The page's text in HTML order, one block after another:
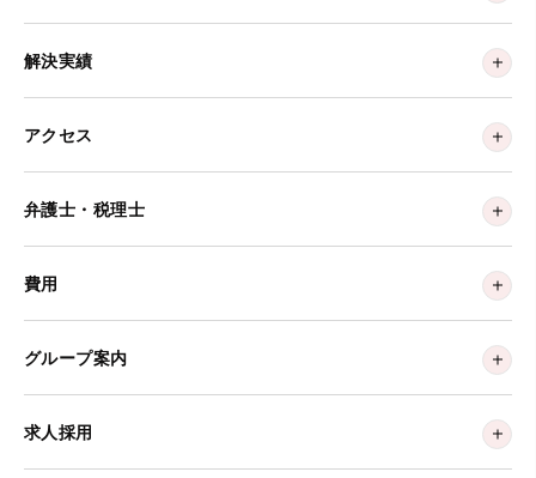
解決実績
アクセス
弁護士・税理士
費用
グループ案内
求人採用